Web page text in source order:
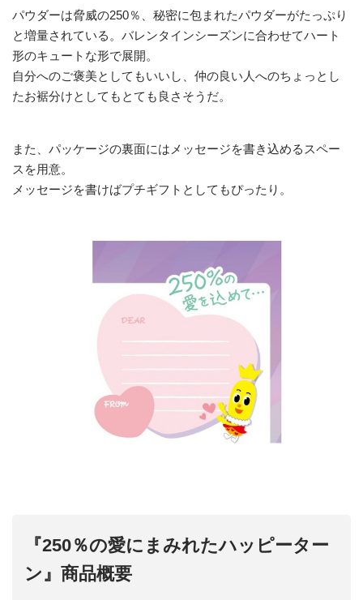
パウダーは脅威の250％、秘密に包まれたパウダーがたっぷり
と増量されている。バレンタインシーズンに合わせてハート
形のキュートな形で展開。
自分へのご褒美としてもいいし、仲の良い人へのちょっとし
たお裾分けとしてもとても良さそうだ。
また、パッケージの裏面にはメッセージを書き込めるスペー
スを用意。
メッセージを書けばプチギフトとしてもぴったり。
『250％の愛にまみれたハッピーター
ン』商品概要